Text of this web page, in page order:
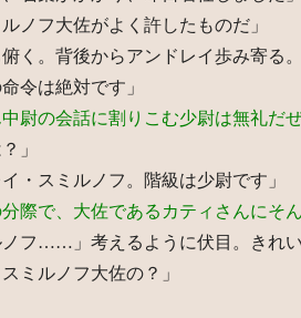
ノフ大佐がよく許したものだ」
く。背後からアンドレイ歩み寄る。
令は絶対です」
尉の会話に割りこむ少尉は無礼だ
」
・スミルノフ。階級は少尉です」
際で、大佐であるカティさんにそ
ノフ……」考えるように伏目。きれ
ミルノフ大佐の？」